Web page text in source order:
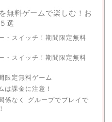
無料ゲームで楽しむ！お
選
・スイッチ！期間限定無料
・スイッチ！期間限定無料
限定無料ゲーム
は課金に注意！
係なく グループでプレイで